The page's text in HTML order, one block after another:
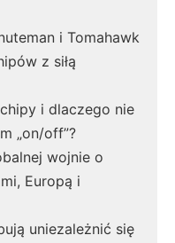
i Tomahawk
z siłą
i dlaczego nie
„on/off”?
wojnie o
Europą i
uniezależnić się